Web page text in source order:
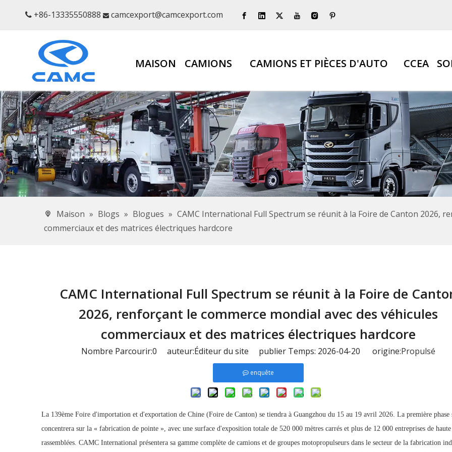
 +86-13335550888  camcexport@camcexport.com
MAISON CAMIONS CAMIONS ET PIÈCES D'AUTO CCEA
Maison » Blogs » Blogues » CAMC International Full Spectrum se réunit à la Foire de Canton 2026,
commerciaux et des matrices électriques hardcore
CAMC International Full Spectrum se réunit à la Foire de
2026, renforçant le commerce mondial avec des véhicules
commerciaux et des matrices électriques hardcore
Nombre Parcourir:0 auteur:Éditeur du site publier Temps: 2026-04-20 origine:Propulsé
enquête
La 139ème Foire d'importation et d'exportation de Chine (Foire de Canton) se tiendra à Guangzhou du 15 au 19 avril 2026. La première phase
concentrera sur la « fabrication de pointe », avec une surface d'exposition totale de 520 000 mètres carrés et plus de 12 000 entreprises de
rassemblées. CAMC International présentera sa gamme complète de camions et de groupes motopropulseurs dans le secteur de la fabrication